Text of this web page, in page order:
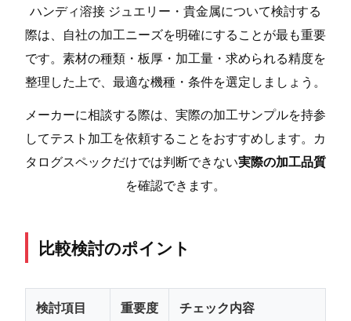
ハンディ溶接 ジュエリー・貴金属について検討する
際は、自社の加工ニーズを明確にすることが最も重要
です。素材の種類・板厚・加工量・求められる精度を
整理した上で、最適な機種・条件を選定しましょう。
メーカーに相談する際は、実際の加工サンプルを持参
してテスト加工を依頼することをおすすめします。カ
タログスペックだけでは判断できない実際の加工品質
を確認できます。
比較検討のポイント
検討項目 重要度 チェック内容